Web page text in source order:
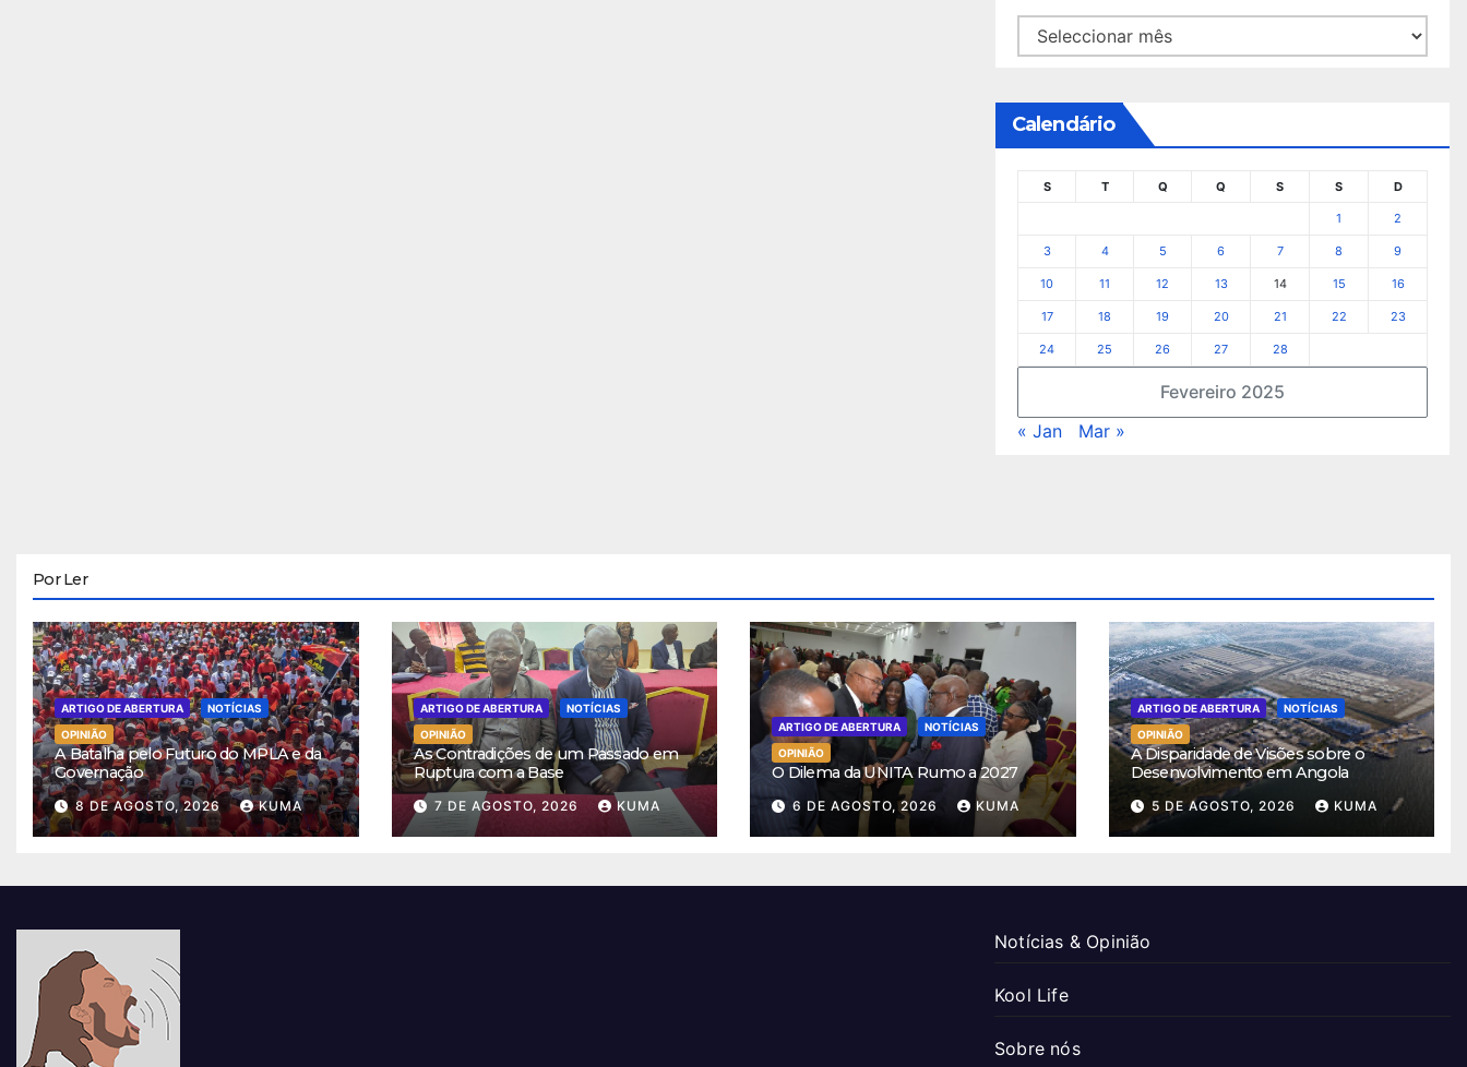
Arquivo
Calendário
Fevereiro 2025
S T Q Q S S D
1 2
3 4 5 6 7 8 9
10 11 12 13 14 15 16
17 18 19 20 21 22 23
24 25 26 27 28
« Jan Mar »
Por Ler
ARTIGO DE ABERTURA
NOTÍCIAS
OPINIÃO
A Batalha pelo Futuro do MPLA e da
Governação
8 DE AGOSTO, 2026 KUMA
ARTIGO DE ABERTURA
NOTÍCIAS
OPINIÃO
As Contradições de um Passado em
Ruptura com a Base
7 DE AGOSTO, 2026 KUMA
ARTIGO DE ABERTURA
NOTÍCIAS
OPINIÃO
O Dilema da UNITA Rumo a 2027
6 DE AGOSTO, 2026 KUMA
ARTIGO DE ABERTURA
NOTÍCIAS
OPINIÃO
A Disparidade de Visões sobre o
Desenvolvimento em Angola
5 DE AGOSTO, 2026 KUMA
Notícias & Opinião
Kool Life
Sobre nós